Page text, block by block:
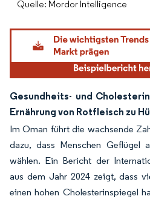
Quelle: Mordor Intelligence
Gesundheits- und
Ernährung von Rotfleisch zu
Im Oman führt die wachsende
dazu, dass Menschen Geflügel
wählen. Ein Bericht der
aus dem Jahr 2024 zeigt, dass
einen hohen Cholesterinspiegel